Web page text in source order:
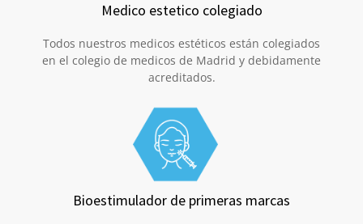
Medico estetico colegiado
Todos nuestros medicos estéticos están colegiados
en el colegio de medicos de Madrid y debidamente
acreditados.
Bioestimulador de primeras marcas